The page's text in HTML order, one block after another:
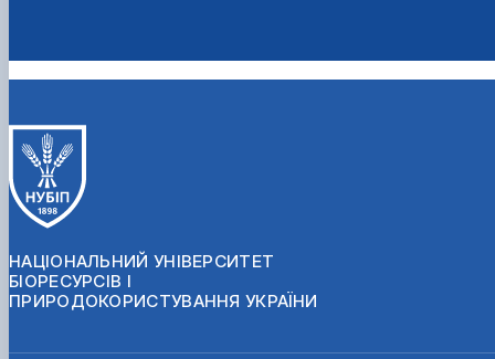
НАЦІОНАЛЬНИЙ УНІВЕРСИТЕТ
БІОРЕСУРСІВ І
ПРИРОДОКОРИСТУВАННЯ УКРАЇНИ